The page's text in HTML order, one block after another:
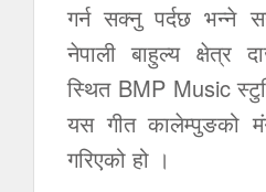
गर्न सक्नु पर्दछ भन्ने
नेपाली बाहुल्य क्षेत्र
स्थित BMP Music
यस गीत कालेम्पुङको
गरिएको हो ।